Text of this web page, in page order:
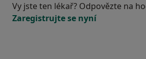
Vy jste ten lékař? Odpovězte na
Zaregistrujte se nyní